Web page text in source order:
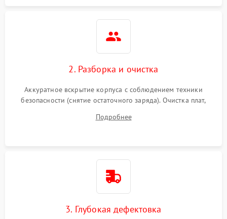
2. Разборка и очистка
Аккуратное вскрытие корпуса с соблюдением техники
безопасности (снятие остаточного заряда). Очистка плат,
и кистей для предотвращения перегрева и замыканий.
Подробнее
3. Глубокая дефектовка